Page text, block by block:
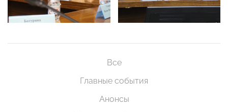
Все
Главные события
Анонсы